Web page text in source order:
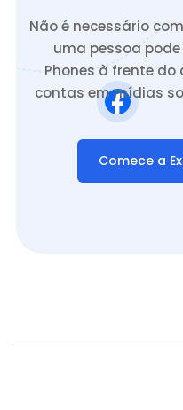
Não é necessário
uma pessoa
Phones à frente
contas em mídias
Comece a